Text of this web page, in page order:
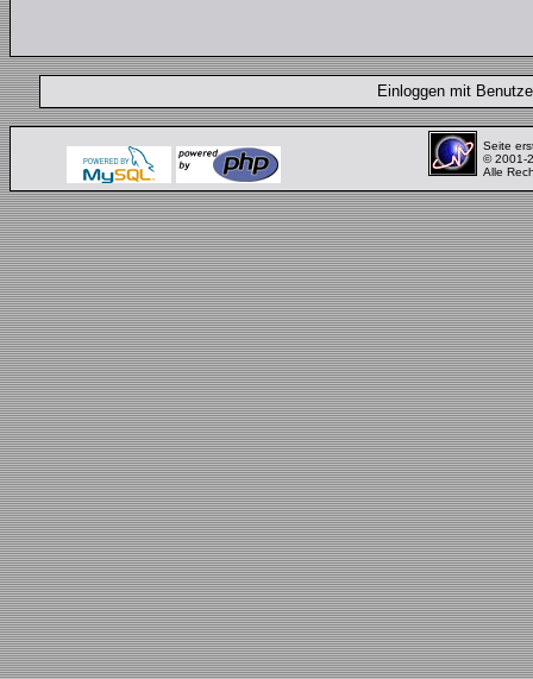
Einloggen mit
Seite
© 2001-
Alle